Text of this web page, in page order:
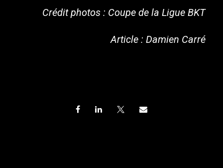
Crédit photos : Coupe de la Ligue BKT
Article : Damien Carré